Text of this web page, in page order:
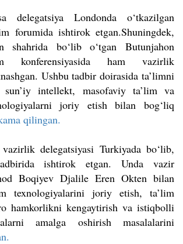
delegatsiya Londonda o‘tkazilgan
forumida ishtirok etgan.Shuningdek,
shahrida bo‘lib o‘tgan Butunjahon
konferensiyasida ham vazirlik
Ushbu tadbir doirasida ta’limni
sun’iy intellekt, masofaviy ta’lim va
joriy etish bilan bog‘liq
qilingan.
delegatsiyasi Turkiyada bo‘lib,
ishtirok etgan. Unda vazir
Boqiyev Djalile Eren Okten bilan
texnologiyalarini joriy etish, ta’lim
hamkorlikni kengaytirish va istiqbolli
amalga oshirish masalalarini